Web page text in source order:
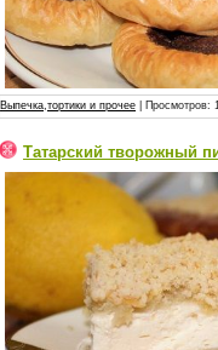
Выпечка,тортики и прочее | Просмотров:
Татарский творожный